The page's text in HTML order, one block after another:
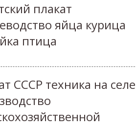
плакат
яйца курица
птица
СССР техника на селе